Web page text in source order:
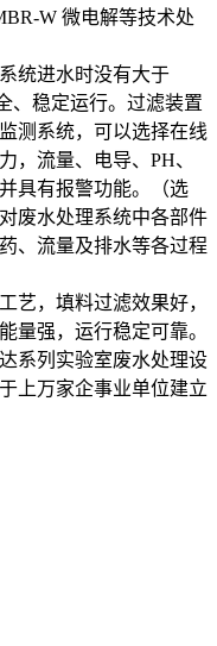
W 微电解等技术处
统进水时没有大于
、稳定运行。过滤装置
测系统，可以选择在线
，流量、电导、PH、
具有报警功能。（选
废水处理系统中各部件
、流量及排水等各过程
艺，填料过滤效果好，
量强，运行稳定可靠。
系列实验室废水处理设
上万家企事业单位建立